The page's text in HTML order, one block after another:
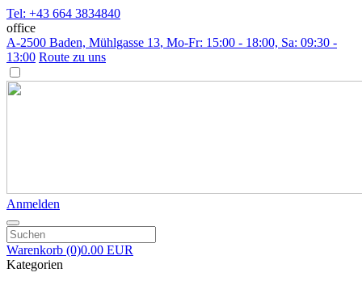
Tel: +43 664 3834840
office
A-2500 Baden, Mühlgasse 13, Mo-Fr: 15:00 - 18:00, Sa: 09:30 -
13:00 Route zu uns
Anmelden
Warenkorb (0)0.00 EUR
Kategorien